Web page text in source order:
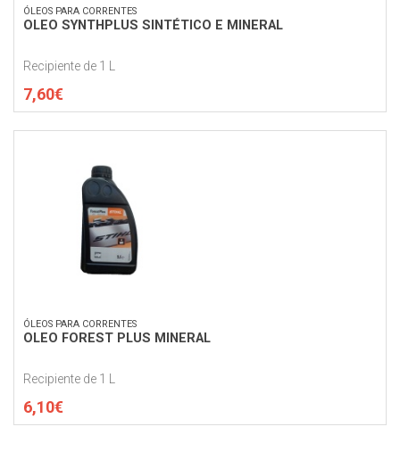
ÓLEOS PARA CORRENTES
OLEO SYNTHPLUS SINTÉTICO E MINERAL
Recipiente de 1 L
7,60€
ÓLEOS PARA CORRENTES
OLEO FOREST PLUS MINERAL
Recipiente de 1 L
6,10€